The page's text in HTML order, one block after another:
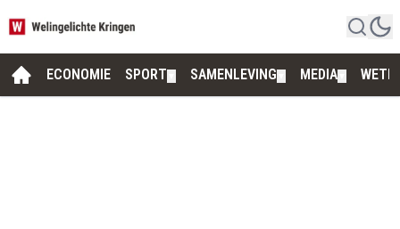
ECONOMIE SPORT SAMENLEVING MEDIA